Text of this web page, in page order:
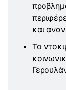
και
Το